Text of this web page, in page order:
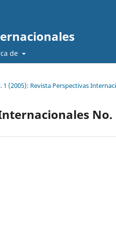
de
1 (2005): Revista Perspectivas
No.